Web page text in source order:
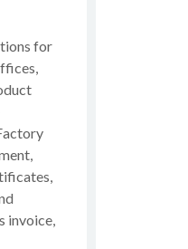
for
invoice,